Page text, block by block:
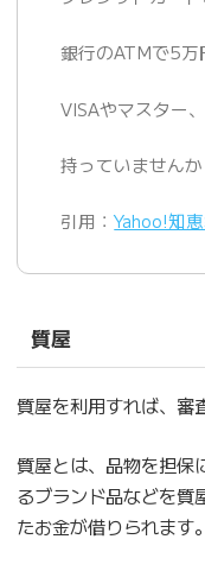
銀行のATMで5万
VISAやマスター
持っていませんか
引用：Yahoo!知
質屋
質屋を利用すれば、審
質屋とは、品物を担保
るブランド品などを質
たお金が借りられます。